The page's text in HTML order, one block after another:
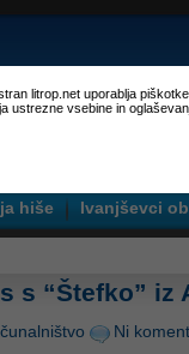
litrop.net uporablja
ustrezne vsebine in
hiše Ivanjševci
s “Štefko” iz
Ni